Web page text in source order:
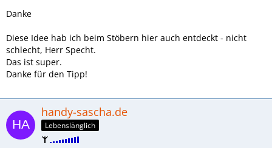
Danke
Diese Idee hab ich beim Stöbern hier auch entdeckt - nicht
schlecht, Herr Specht.
Das ist super.
Danke für den Tipp!
handy-sascha.de
Lebenslänglich